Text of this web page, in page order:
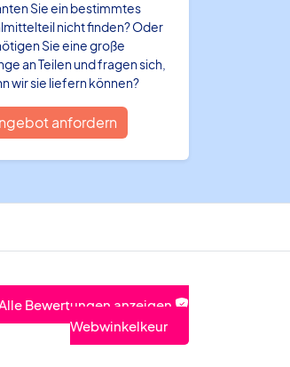
Sie ein bestimmtes
nicht finden? Oder
Sie eine große
an Teilen und fragen sich,
wir sie liefern können?
anfordern
Bewertungen anzeigen
Webwinkelkeur